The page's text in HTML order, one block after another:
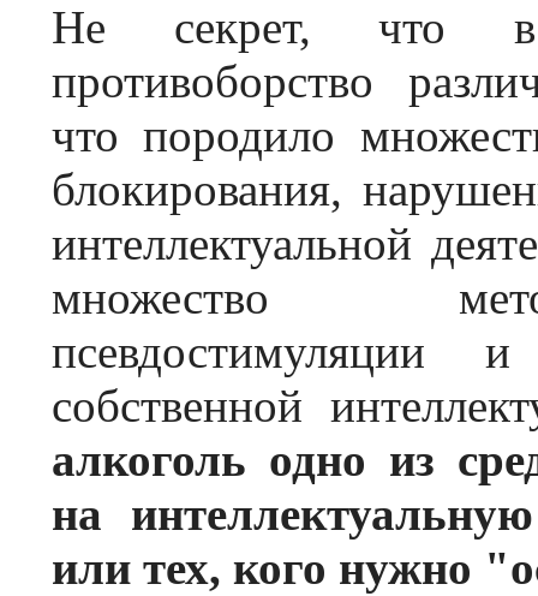
Не секрет, что в
противоборство
что породило
блокирования,
интеллектуальной
множество
псевдостимуляции
собственной
алкоголь одно из
на
или тех, кого нужно